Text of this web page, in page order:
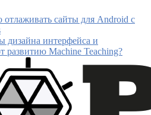
отлаживать сайты для Android с
дизайна интерфейса и
развитию Machine Teaching?